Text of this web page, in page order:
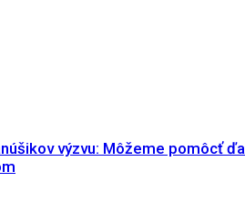
výzvu: Môžeme pomôcť